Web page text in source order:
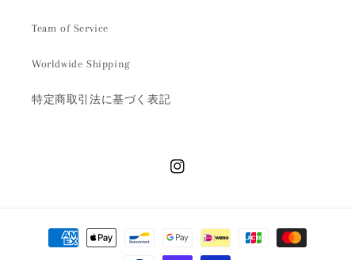
Team of Service
Worldwide Shipping
特定商取引法に基づく表記
Instagram